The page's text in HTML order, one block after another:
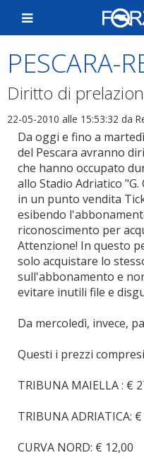
PESCARA-
Diritto di
22-05-2010 alle 15:53:32 da
Da oggi e fino a
del Pescara avranno
che hanno occupato
allo Stadio Adriatico
in un punto vendita
esibendo
riconoscimento per
Attenzione! In questo
solo acquistare lo
sull'abbonamento e
evitare inutili file e
Da mercoledì, invece,
Questi i prezzi
TRIBUNA MAIELLA : €
TRIBUNA ADRIATICA:
CURVA NORD: € 12,00